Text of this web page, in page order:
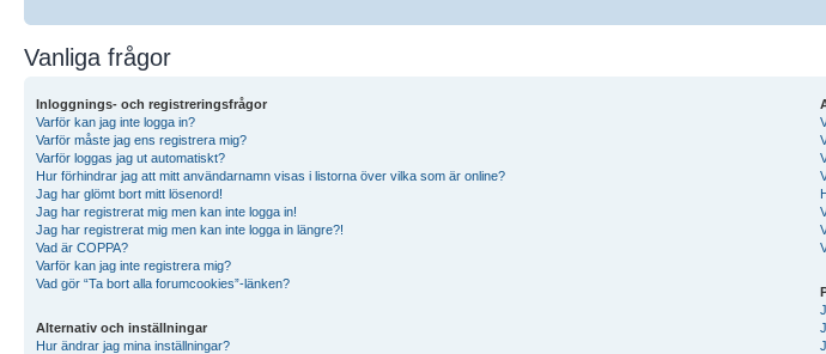
Vanliga frågor
Inloggnings- och registreringsfrågor
Varför kan jag inte logga in?
Varför måste jag ens registrera mig?
Varför loggas jag ut automatiskt?
Hur förhindrar jag att mitt användarnamn visas i listorna över vilka som är online?
Jag har glömt bort mitt lösenord!
Jag har registrerat mig men kan inte logga in!
Jag har registrerat mig men kan inte logga in längre?!
Vad är COPPA?
Varför kan jag inte registrera mig?
Vad gör “Ta bort alla forumcookies”-länken?
Alternativ och inställningar
Hur ändrar jag mina inställningar?